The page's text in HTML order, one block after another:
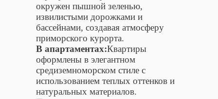
окружен пышной зеленью,
извилистыми дорожками и
бассейнами, создавая атмосферу
приморского курорта.
В апартаментах:Квартиры
оформлены в элегантном
средиземноморском стиле с
использованием теплых оттенков и
натуральных материалов.